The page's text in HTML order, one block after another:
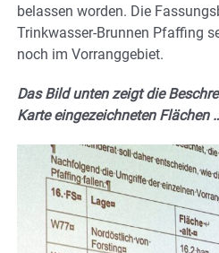
belassen worden. Die
Trinkwasser-Brunnen Pfaffing
noch im Vorranggebiet.
Das Bild unten zeigt die
Karte eingezeichneten Flächen